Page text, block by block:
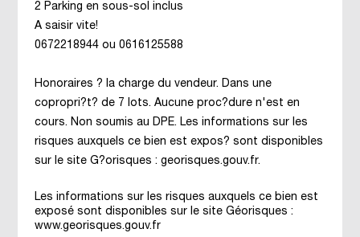
2 Parking en sous-sol inclus
A saisir vite!
0672218944 ou 0616125588
Honoraires ? la charge du vendeur. Dans une
copropri?t? de 7 lots. Aucune proc?dure n'est en
cours. Non soumis au DPE. Les informations sur les
risques auxquels ce bien est expos? sont disponibles
sur le site G?orisques : georisques.gouv.fr.
Les informations sur les risques auxquels ce bien est
exposé sont disponibles sur le site Géorisques :
www.georisques.gouv.fr